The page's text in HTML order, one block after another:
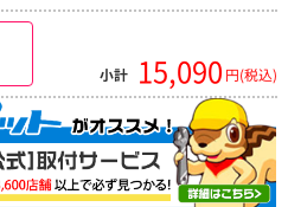
小計 15,090 円(税込)